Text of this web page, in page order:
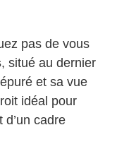
pas de vous
, situé au dernier
et sa vue
idéal pour
cadre